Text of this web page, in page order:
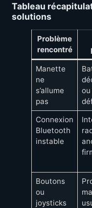
Tableau
solutions
Problème
rencontré
Manette
ne
s’allume
pas
Connexion
Bluetooth
instable
Boutons
ou
joysticks